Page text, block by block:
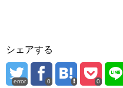
シェアする
error 0 0